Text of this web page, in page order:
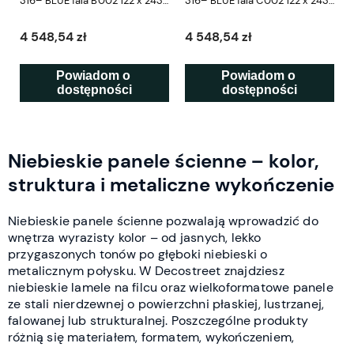
4 548,54 zł
Powiadom o
dostępności
4 548,54 zł
Powiadom o
dostępności
Niebieskie panele ścienne – kolor,
struktura i metaliczne wykończenie
Niebieskie panele ścienne pozwalają wprowadzić do
wnętrza wyrazisty kolor – od jasnych, lekko
przygaszonych tonów po głęboki niebieski o
metalicznym połysku. W Decostreet znajdziesz
niebieskie lamele na filcu oraz wielkoformatowe panele
ze stali nierdzewnej o powierzchni płaskiej, lustrzanej,
falowanej lub strukturalnej. Poszczególne produkty
różnią się materiałem, formatem, wykończeniem,